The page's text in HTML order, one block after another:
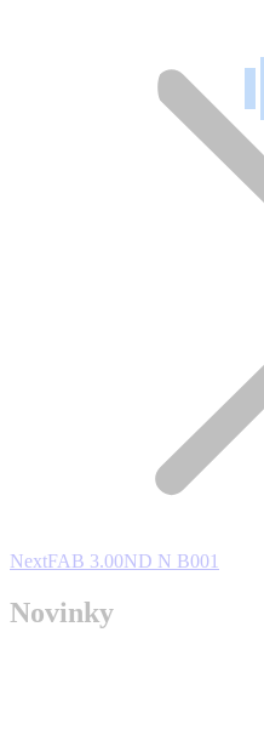
NextNext
FAB 3.00ND N B001
Novinky